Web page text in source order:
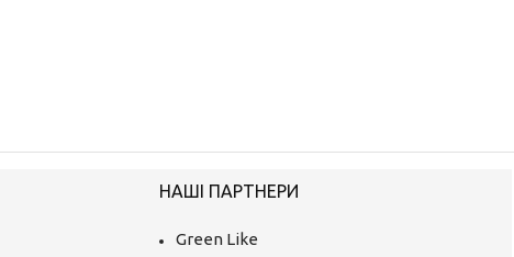
НАШІ ПАРТНЕРИ
Green Like